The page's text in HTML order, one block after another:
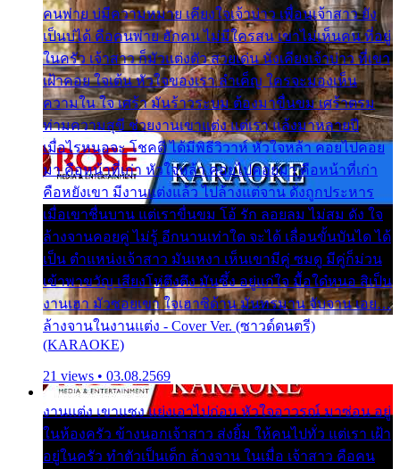
คนพ่าย บ่มีความหมาย เคียงใจเจ้าบ่าว เพื่อนเจ้าสาว ยัง
เป็นบ่ได้ คือคนพ่าย ฮักคน ไม่มีใครสน เขาไม่เห็นคน ที่อยู่
ในครัว เจ้าสาว ก็มัวแต่งตัว สวยเด่น นั่งเคียงเจ้าบ่าว ที่เขา
เฝ้าคอย ใจเต้น หัวใจของเรา ลำเค็ญ ใครจะมองเห็น
ความใน ใจ เศร้า มันร้าวระบม ต้องมาขื่นขม เศร้าตรม
ท่ามความสุขี ช่วยงานเขาแต่ง แต่เรา แล้งมาหลายปี
เมื่อไรหนอจะ โชคดี ได้มีพิธีวิวาห์ หัวใจหล้า คอยไปคอย
มา คือหน้าที่เก่า หัวใจหล้า คอยไปคอยมา คือหน้าที่เก่า
คือหยังเขา มีงานแต่งแล้ว ไปล้างแต่จาน ดั่งถูกประหาร
เมื่อเขาชื่นบาน แต่เราขื่นขม โอ้ รัก ลอยลม ไม่สม ดัง ใจ
ล้างจานคอยคู่ ไม่รู้ อีกนานเท่าใด จะได้ เลื่อนขั้นบันได ได้
เป็น ตำแหน่งเจ้าสาว มันเหงา เห็นเขามีคู่ ซมดู มีคู่ก็ม่วน
เข้าพาขวัญ เสียงโห่ตึงตึง มันซึ้ง อยู่แก่ใจ มื้อใด๋หนอ สิเป็น
งานเฮา มัวซอยเขา ใจเฮาซิด้าน มันทรมาน จับจาน เอย…
ล้างจานในงานแต่ง - Cover Ver. (ซาวด์ดนตรี)
(KARAOKE)
21 views • 03.08.2569
งานแต่ง เขาแซง แย่งเอาไปก่อน หัวใจอาวรณ์ มาซ่อน อยู่
ในห้องครัว ข้างนอกเจ้าสาว ส่งยิ้ม ให้คนไปทั่ว แต่เรา เฝ้า
อยู่ในครัว ทำตัวเป็นเด็ก ล้างจาน ในเมื่อ เจ้าสาว คือคน